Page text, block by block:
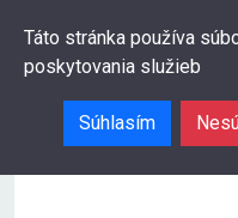
Táto stránka používa
poskytovania služieb
Súhlasím